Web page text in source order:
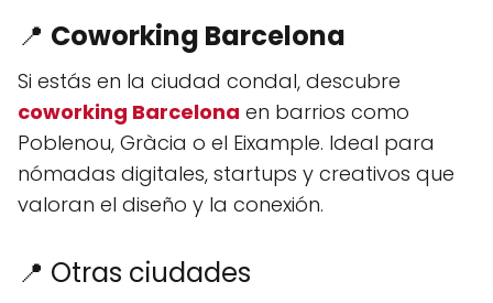
📍 Coworking Barcelona
Si estás en la ciudad condal, descubre
coworking Barcelona en barrios como
Poblenou, Gràcia o el Eixample. Ideal para
nómadas digitales, startups y creativos que
valoran el diseño y la conexión.
📍 Otras ciudades